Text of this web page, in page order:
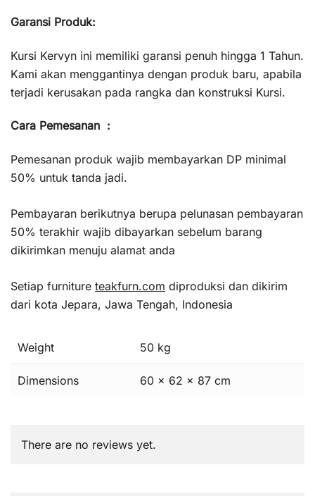
Garansi Produk:
Kursi Kervyn ini memiliki garansi penuh hingga 1 Tahun.
Kami akan menggantinya dengan produk baru, apabila
terjadi kerusakan pada rangka dan konstruksi Kursi.
Cara Pemesanan :
Pemesanan produk wajib membayarkan DP minimal
50% untuk tanda jadi.
Pembayaran berikutnya berupa pelunasan pembayaran
50% terakhir wajib dibayarkan sebelum barang
dikirimkan menuju alamat anda
Setiap furniture teakfurn.com diproduksi dan dikirim
dari kota Jepara, Jawa Tengah, Indonesia
Weight 50 kg
Dimensions 60 × 62 × 87 cm
There are no reviews yet.